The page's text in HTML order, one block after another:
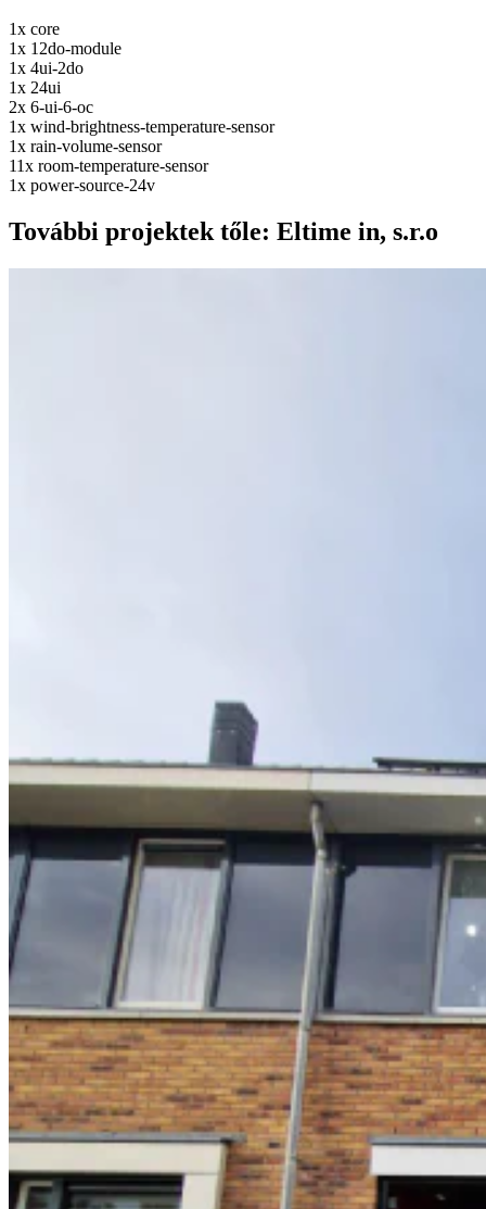
1x core
1x 12do-module
1x 4ui-2do
1x 24ui
2x 6-ui-6-oc
1x wind-brightness-temperature-sensor
1x rain-volume-sensor
11x room-temperature-sensor
1x power-source-24v
További projektek tőle: Eltime in, s.r.o